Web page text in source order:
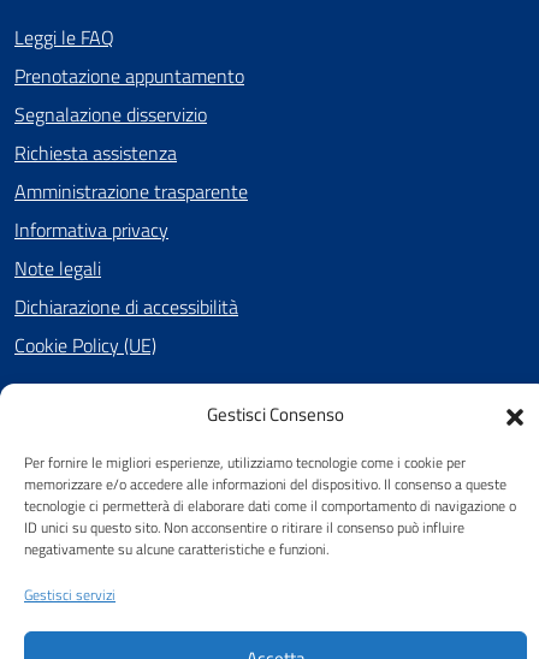
Gestisci Consenso
Per fornire le migliori esperienze, utilizziamo tecnologie come i cookie per
memorizzare e/o accedere alle informazioni del dispositivo. Il consenso a queste
tecnologie ci permetterà di elaborare dati come il comportamento di navigazione o
ID unici su questo sito. Non acconsentire o ritirare il consenso può influire
negativamente su alcune caratteristiche e funzioni.
Gestisci servizi
Leggi le FAQ
Prenotazione appuntamento
Segnalazione disservizio
Richiesta assistenza
Amministrazione trasparente
Informativa privacy
Note legali
Dichiarazione di accessibilità
Cookie Policy (UE)
Facebook
Piano di miglioramento del sito